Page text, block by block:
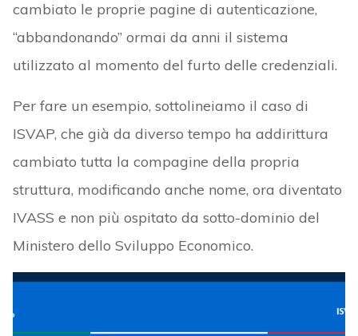
cambiato le proprie pagine di autenticazione,
“abbandonando” ormai da anni il sistema
utilizzato al momento del furto delle credenziali.
Per fare un esempio, sottolineiamo il caso di
ISVAP, che già da diverso tempo ha addirittura
cambiato tutta la compagine della propria
struttura, modificando anche nome, ora diventato
IVASS e non più ospitato da sotto-dominio del
Ministero dello Sviluppo Economico.